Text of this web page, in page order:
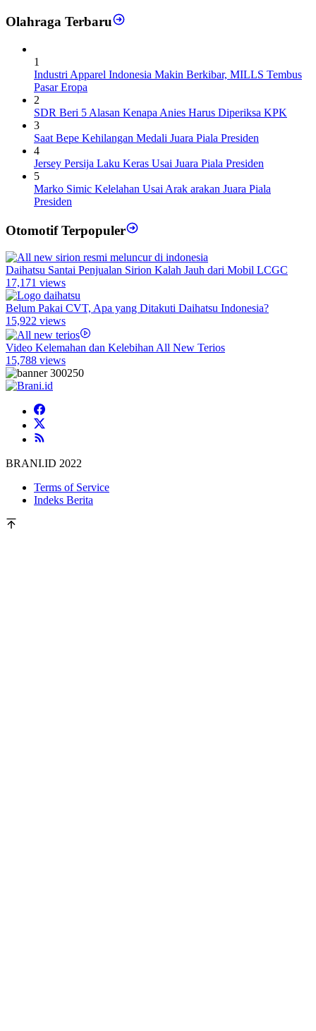
Olahraga Terbaru
1
Industri Apparel Indonesia Makin Berkibar, MILLS Tembus
Pasar Eropa
2
SDR Beri 5 Alasan Kenapa Anies Harus Diperiksa KPK
3
Saat Bepe Kehilangan Medali Juara Piala Presiden
4
Jersey Persija Laku Keras Usai Juara Piala Presiden
5
Marko Simic Kelelahan Usai Arak arakan Juara Piala
Presiden
Otomotif Terpopuler
Daihatsu Santai Penjualan Sirion Kalah Jauh dari Mobil LCGC
17,171 views
Belum Pakai CVT, Apa yang Ditakuti Daihatsu Indonesia?
15,922 views
Video Kelemahan dan Kelebihan All New Terios
15,788 views
BRANI.ID 2022
Terms of Service
Indeks Berita